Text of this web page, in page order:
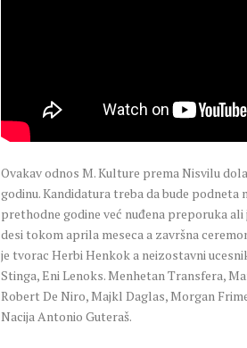
Ovakav odnos M. Kulture prema Nisvilu
godinu. Kandidatura treba da bude
prethodne godine već nuđena preporuka
desi tokom aprila meseca a završna
je tvorac Herbi Henkok a neizostavni
Stinga, Eni Lenoks. Menhetan Transfera,
Robert De Niro, Majkl Daglas, Morgan
Nacija Antonio Guteraš.